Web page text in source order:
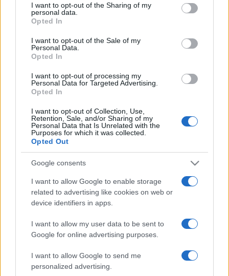
I want to opt-out of the Sharing of my
personal data.
Opted In
I want to opt-out of the Sale of my
Personal Data.
Opted In
I want to opt-out of processing my
Personal Data for Targeted Advertising.
Opted In
I want to opt-out of Collection, Use,
Retention, Sale, and/or Sharing of my
Personal Data that Is Unrelated with the
Purposes for which it was collected.
Opted Out
Google consents
I want to allow Google to enable storage
related to advertising like cookies on web or
device identifiers in apps.
I want to allow my user data to be sent to
Google for online advertising purposes.
I want to allow Google to send me
personalized advertising.